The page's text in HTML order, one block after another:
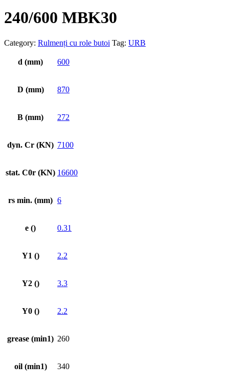
240/600 MBK30
Category: Rulmenți cu role butoi Tag: URB
d (mm) 600
D (mm) 870
B (mm) 272
dyn. Cr (KN) 7100
stat. C0r (KN) 16600
rs min. (mm) 6
e () 0.31
Y1 () 2.2
Y2 () 3.3
Y0 () 2.2
grease (min1) 260
oil (min1) 340